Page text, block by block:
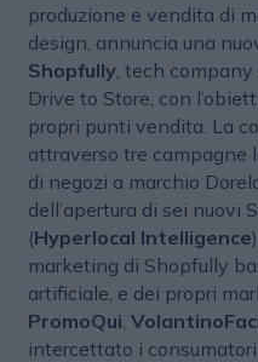
produzione e vendita di
design, annuncia una
Shopfully, tech
Drive to Store, con
propri punti vendita. La
attraverso tre campagne
di negozi a marchio
dell’apertura di sei nuovi
(Hyperlocal Intelligence
marketing di Shopfully
artificiale, e dei propri
PromoQui
intercettato i